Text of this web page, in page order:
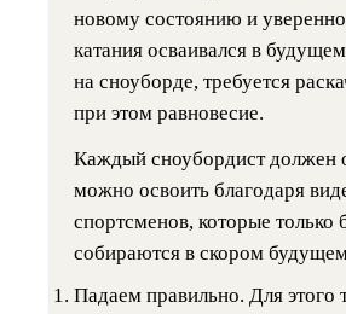
новому состоянию и
катания осваивался в
на сноуборде, требуется
при этом равновесие.
Каждый сноубордист должен
можно освоить благодаря
спортсменов, которые только
собираются в скором
Падаем правильно. Для этого